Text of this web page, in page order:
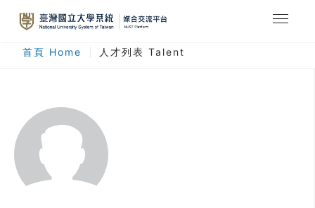
最新消息
人才列表
臺灣國立大學系統
登入
註冊
首頁 Home 人才列表 Talent